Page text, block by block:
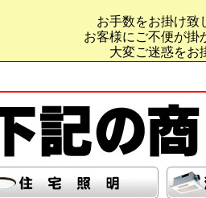
お手数をお掛け致
お客様にご不便が掛
大変ご迷惑をお